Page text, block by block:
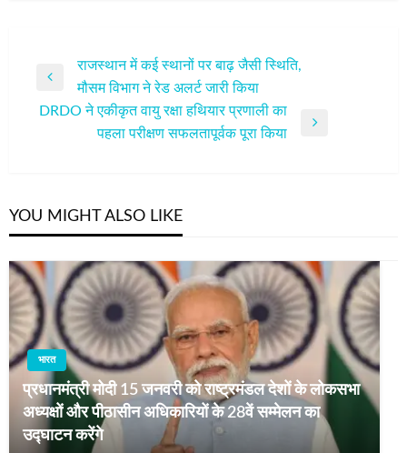
नेविगेशन
Previous
Post
राजस्‍थान में कई स्‍थानों पर बाढ़ जैसी स्थिति,
मौसम विभाग ने रेड अलर्ट जारी किया
DRDO ने एकीकृत वायु रक्षा हथियार प्रणाली का
पहला परीक्षण सफलतापूर्वक पूरा किया
YOU MIGHT ALSO LIKE
भारत
प्रधानमंत्री मोदी 15 जनवरी को राष्ट्रमंडल देशों के लोकसभा
अध्यक्षों और पीठासीन अधिकारियों के 28वें सम्मेलन का
उद्घाटन करेंगे